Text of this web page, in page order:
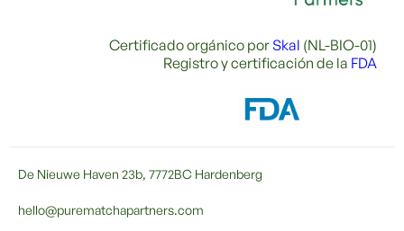
Certificado orgánico por Skal (NL-BIO-01)
Registro y certificación de la FDA
De Nieuwe Haven 23b, 7772BC Hardenberg
hello@purematchapartners.com